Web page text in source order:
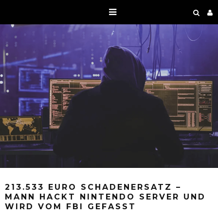
213.533 EURO SCHADENERSATZ –
MANN HACKT NINTENDO SERVER UND
WIRD VOM FBI GEFASST